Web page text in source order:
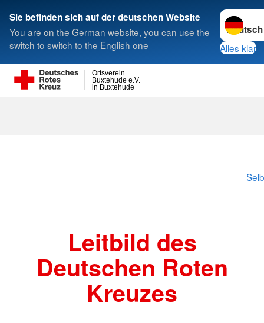
Sie befinden sich auf der deutschen Website
You are on the German website, you can use the
switch to switch to the English one
Sprache
Alles klar
in Buxtehude
Buxtehude e.V.
Ortsverein
Suche
Leitbild des
Deutschen Roten
Kreuzes